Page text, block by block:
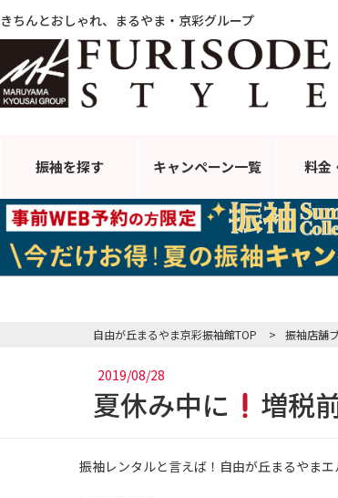
きちんとおしゃれ、まるやま・京彩グループ
振袖を探す キャンペーン一覧 料金
自由が丘まるやま京彩振袖館TOP > 振袖店舗
2019/08/28
夏休み中に 増税
振袖レンタルと言えば！自由が丘まるやま